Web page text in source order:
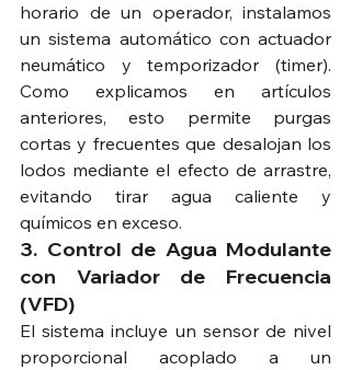
horario de un operador, instalamos
un sistema automático con actuador
neumático y temporizador (timer).
Como explicamos en artículos
anteriores, esto permite purgas
cortas y frecuentes que desalojan los
lodos mediante el efecto de arrastre,
evitando tirar agua caliente y
químicos en exceso.
3. Control de Agua Modulante
con Variador de Frecuencia
(VFD)
El sistema incluye un sensor de nivel
proporcional acoplado a un